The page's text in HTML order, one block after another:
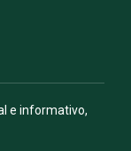
e informativo,